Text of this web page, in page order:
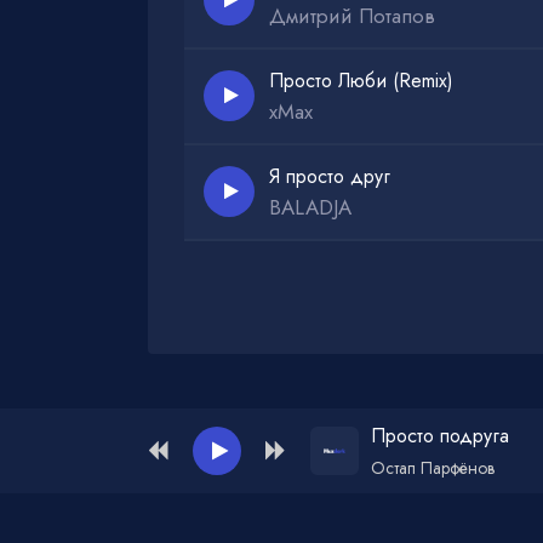
Дмитрий Потапов
Просто Люби (Remix)
xMax
Я просто друг
BALADJA
Администрация для жалоб и рекламы:
Просто подруга
Остап Парфёнов